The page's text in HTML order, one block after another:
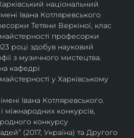
національний
Івана Котляревського
Тетяни Веркіної, клас
професорки
році здобув науковий
з музичного мистецтва.
кафедрі
у Харківському
Івана Котляревського.
міжнародних конкурсів,
конкурсу
(2017, Україна) та Другого